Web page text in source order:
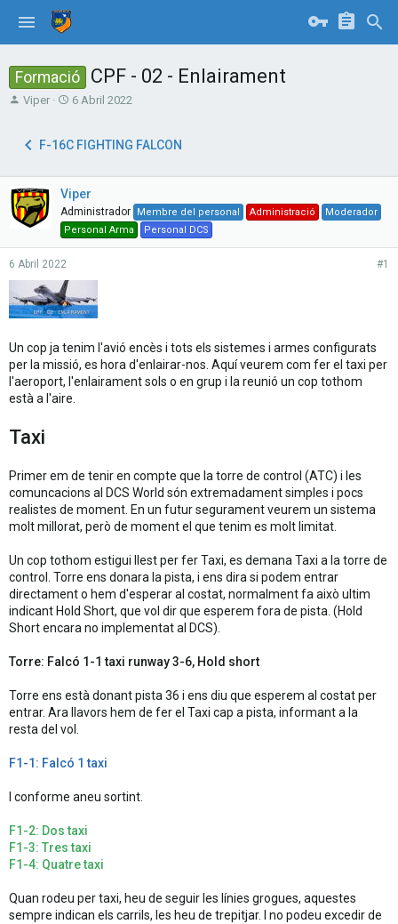
Formació CPF - 02 - Enlairament
T
e
d
s
t
a
t
Viper
S
r
d
a
t
e
6 Abril 2022
F-16C FIGHTING FALCON
Viper
Administrador Membre del personal Administració
Moderador
Personal Arma
Personal DCS
6 Abril 2022 #1
Un cop ja tenim l'avió encès i tots els sistemes i armes configurats
per la missió, es hora d'enlairar-nos. Aquí veurem com fer el taxi per
l'aeroport, l'enlairament sols o en grup i la reunió un cop tothom
està a l'aire.
Taxi
Primer em de tenir en compte que la torre de control (ATC) i les
comuncacions al DCS World són extremadament simples i pocs
realistes de moment. En un futur segurament veurem un sistema
molt millorat, però de moment el que tenim es molt limitat.
Un cop tothom estigui llest per fer Taxi, es demana Taxi a la torre de
control. Torre ens donara la pista, i ens dira si podem entrar
directament o hem d'esperar al costat, normalment fa això ultim
indicant Hold Short, que vol dir que esperem fora de pista. (Hold
Short encara no implementat al DCS).
Torre: Falcó 1-1 taxi runway 3-6, Hold short
Torre ens està donant pista 36 i ens diu que esperem al costat per
entrar. Ara llavors hem de fer el Taxi cap a pista, informant a la
resta del vol.
F1-1: Falcó 1 taxi
I conforme aneu sortint.
F1-2: Dos taxi
F1-3: Tres taxi
F1-4: Quatre taxi
Quan rodeu per taxi, heu de seguir les línies grogues, aquestes
sempre indican els carrils, les heu de trepitjar. I no podeu excedir de